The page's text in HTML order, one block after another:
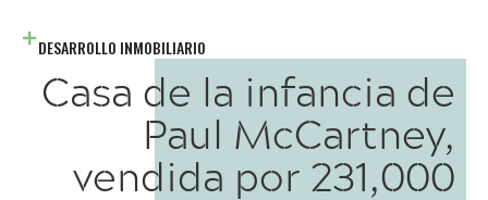
DESARROLLO INMOBILIARIO
Casa de la infancia de
Paul McCartney,
vendida por 231,000